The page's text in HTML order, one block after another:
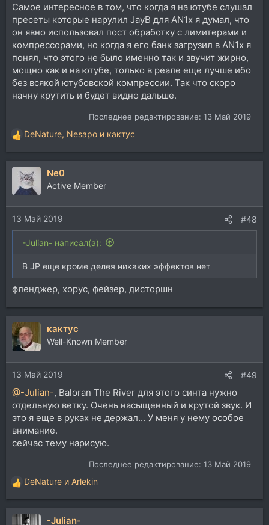
Самое интересное в том, что когда я на ютубе слушал
пресеты которые нарулил JayB для AN1x я думал, что
он явно использовал пост обработку с лимитерами и
компрессорами, но когда я его банк загрузил в AN1x я
понял, что этого не было именно так и звучит жирно,
мощно как и на ютубе, только в реале еще лучше ибо
без всякой ютубовской компрессии. Так что скоро
начну крутить и будет видно дальше.
Последнее редактирование: 13 Май 2019
Р
е
а
и
и
:
DeNature, Nesapo и кактус
Ne0
Active Member
13 Май 2019 #48
-Julian- написал(а):
В JP еще кроме делея никаких эффектов нет
фленджер, хорус, фейзер, дисторшн
кактус
Well-Known Member
13 Май 2019 #49
@-Julian-, Baloran The River для этого синта нужно
отдельную ветку. Очень насыщенный и крутой звук. И
это я еще в руках не держал... У меня у нему особое
внимание.
сейчас тему нарисую.
Последнее редактирование: 13 Май 2019
Р
е
а
DeNature и Arlekin
-Julian-